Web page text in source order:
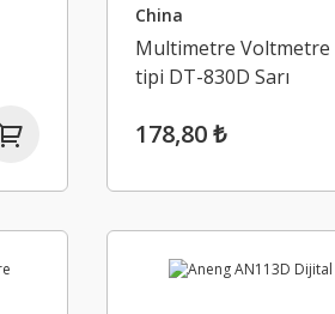
China
Multimetre Voltmetre
tipi DT-830D Sarı
178,80 ₺